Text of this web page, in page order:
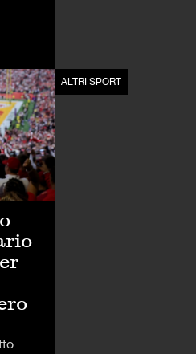
ALTRI SPORT